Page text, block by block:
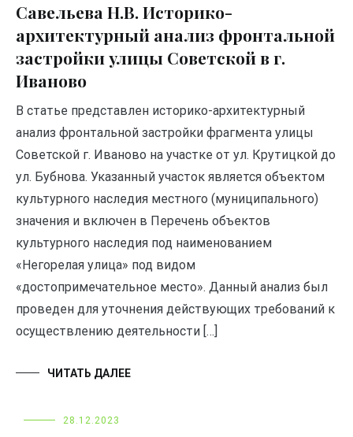
Савельева Н.В. Историко-
архитектурный анализ фронтальной
застройки улицы Советской в г.
Иваново
В статье представлен историко-архитектурный
анализ фронтальной застройки фрагмента улицы
Советской г. Иваново на участке от ул. Крутицкой до
ул. Бубнова. Указанный участок является объектом
культурного наследия местного (муниципального)
значения и включен в Перечень объектов
культурного наследия под наименованием
«Негорелая улица» под видом
«достопримечательное место». Данный анализ был
проведен для уточнения действующих требований к
осуществлению деятельности […]
ЧИТАТЬ ДАЛЕЕ
28.12.2023